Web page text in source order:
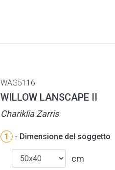
WAG5116
WILLOW LANSCAPE II
Chariklia Zarris
1 - Dimensione del soggetto
cm